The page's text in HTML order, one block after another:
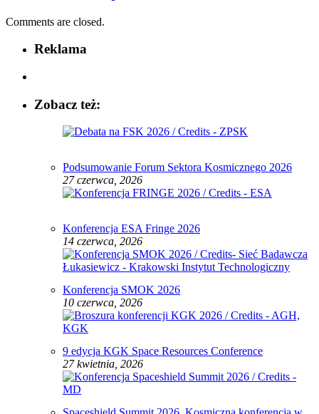
Comments are closed.
Reklama
Zobacz też:
Podsumowanie Forum Sektora Kosmicznego 2026
27 czerwca, 2026
Konferencja ESA Fringe 2026
14 czerwca, 2026
Konferencja SMOK 2026
10 czerwca, 2026
9 edycja KGK Space Resources Conference
27 kwietnia, 2026